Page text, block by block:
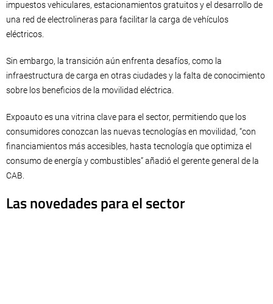
impuestos vehiculares, estacionamientos gratuitos y el desarrollo de
una red de electrolineras para facilitar la carga de vehículos
eléctricos.
Sin embargo, la transición aún enfrenta desafíos, como la
infraestructura de carga en otras ciudades y la falta de conocimiento
sobre los beneficios de la movilidad eléctrica.
Expoauto es una vitrina clave para el sector, permitiendo que los
consumidores conozcan las nuevas tecnologías en movilidad, “con
financiamientos más accesibles, hasta tecnología que optimiza el
consumo de energía y combustibles” añadió el gerente general de la
CAB.
Las novedades para el sector